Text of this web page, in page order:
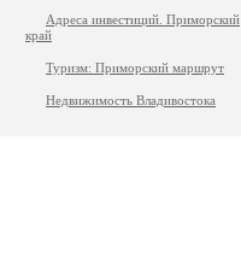
Адреса инвестиций. Приморский
край
Туризм: Приморский маршрут
Недвижимость Владивостока